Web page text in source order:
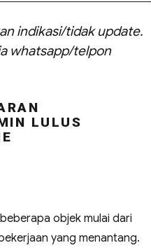
indikasi/tidak update.
whatsapp/telpon
LULUS
objek mulai dari
yang menantang.